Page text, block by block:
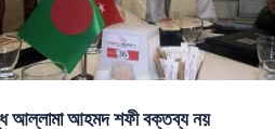
আল্লামা আহমদ শফী বক্তব্য নয়